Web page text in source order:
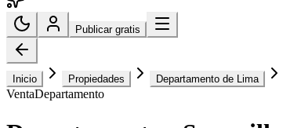
Publicar gratis
Inicio Propiedades Departamento de Lima
VentaDepartamento